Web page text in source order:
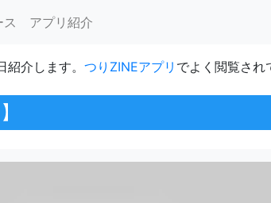
アプリ紹介
介します。 つりZINEアプリ でよく閲覧され